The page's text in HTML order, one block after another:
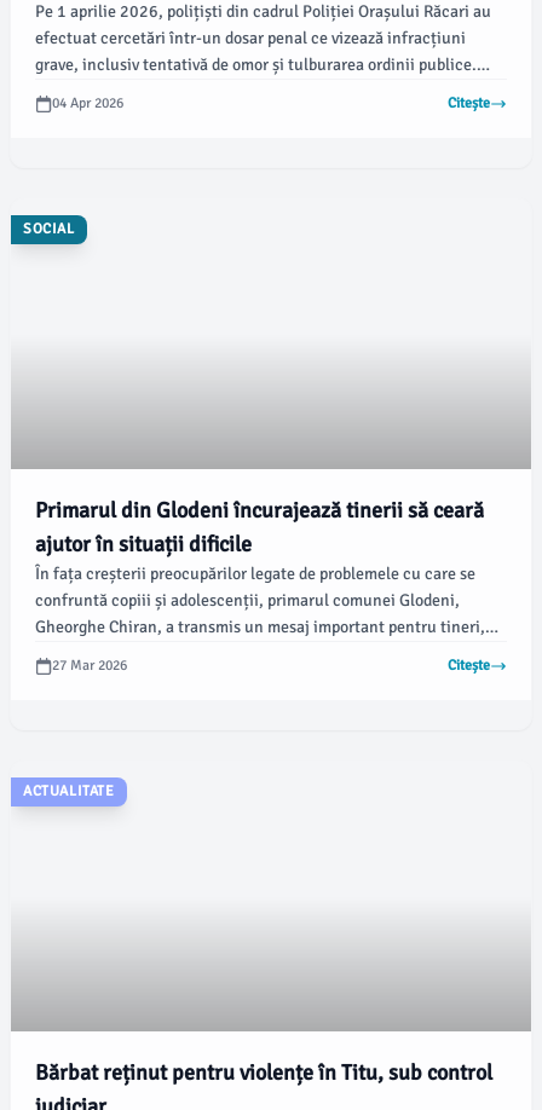
Pe 1 aprilie 2026, polițiști din cadrul Poliției Orașului Răcari au
efectuat cercetări într-un dosar penal ce vizează infracțiuni
grave, inclusiv tentativă de omor și tulburarea ordinii publice.
Conform damboviteanul.com, acest dosar a fost deschis în urma
unei ordonanțe de delegare emisă de Parchetul de pe lângă
04 Apr 2026 Citește
SOCIAL
Primarul din Glodeni încurajează tinerii să ceară
ajutor în situații dificile
În fața creșterii preocupărilor legate de problemele cu care se
confruntă copiii și adolescenții, primarul comunei Glodeni,
Gheorghe Chiran, a transmis un mesaj important pentru tineri,
îndemnându-i să ceară ajutor în momente de dificultate. Conform
damboviteanul.com, edilul a subliniat gravitatea cazurilor de
27 Mar 2026 Citește
ACTUALITATE
Bărbat reținut pentru violențe în Titu, sub control